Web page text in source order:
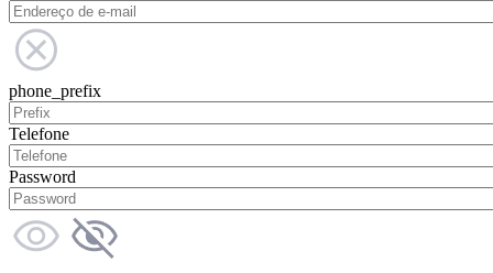
phone_prefix
Telefone
Password